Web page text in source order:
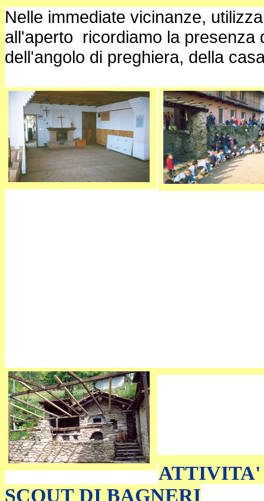
Nelle immediate vicinanze,
all'aperto ricordiamo la presenza
dell'angolo di preghiera, della
ATTIVITA'
SCOUT DI BAGNERI